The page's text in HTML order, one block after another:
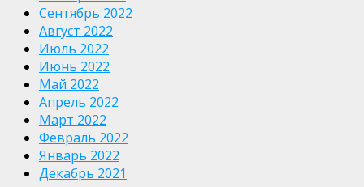
Сентябрь 2022
Август 2022
Июль 2022
Июнь 2022
Май 2022
Апрель 2022
Март 2022
Февраль 2022
Январь 2022
Декабрь 2021